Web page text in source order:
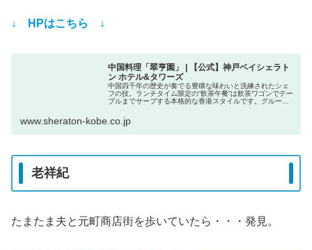
↓ HPはこちら ↓
中国料理「翠亨園」 | 【公式】神戸ベイシェラト
ン ホテル&タワーズ
中国四千年の歴史が奏でる豊穣な味わいと洗練されたシェ
フの技。ランチタイム限定の“飲茶午餐”は飲茶ワゴンでテー
ブルまでサーブする本格的な香港スタイルです。グループ
www.sheraton-kobe.co.jp
老祥紀
たまたま夫と元町商店街を歩いていたら・・・発見。